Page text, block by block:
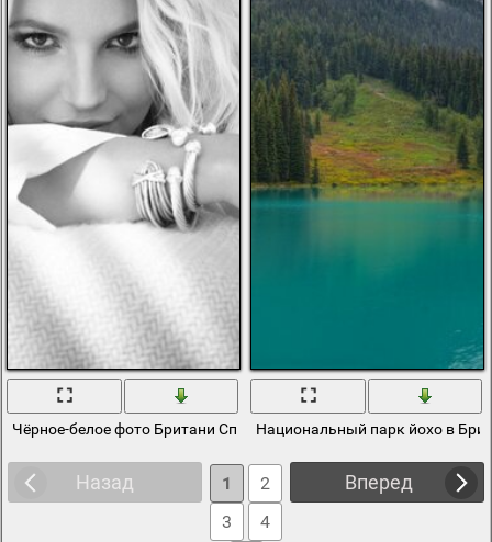
Чёрное-белое фото Британи СпирсНациональный парк йохо в
Назад Вперед
1
2
3
4